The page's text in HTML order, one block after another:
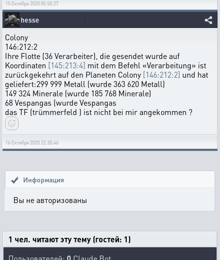
15 Октября 2020 05:50:27
hesse
Colony
146:212:2
Ihre Flotte (36 Verarbeiter), die gesendet wurde auf
Koordinaten [145:213:4] mit dem Befehl «Verarbeitung» ist
zurückgekehrt auf den Planeten Colony [146:212:2] und hat
geliefert:299 999 Metall (wurde 363 620 Metall)
149 324 Minerale (wurde 185 768 Minerale)
68 Vespangas (wurde Vespangas
das TF (trümmerfeld ) ist nicht bei mir angekommen ?
16 Октября 2020 22:30:46
Информация
Вы не авторизованы
1 чел. читают эту тему (гостей: 1)